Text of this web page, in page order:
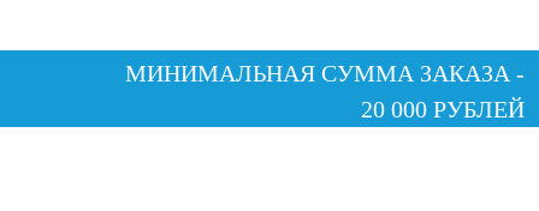
МИНИМАЛЬНАЯ СУММА ЗАКАЗА -
20 000 РУБЛЕЙ